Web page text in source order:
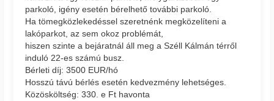
parkoló, igény esetén bérelhető további parkoló.
Ha tömegközlekedéssel szeretnénk megközelíteni a
lakóparkot, az sem okoz problémát,
hiszen szinte a bejáratnál áll meg a Széll Kálmán térről
induló 22-es számú busz.
Bérleti díj: 3500 EUR/hó
Hosszú távú bérlés esetén kedvezmény lehetséges.
Közösköltség: 330. e Ft havonta